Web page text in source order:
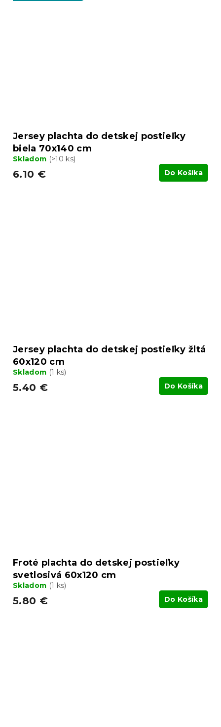
Jersey plachta do detskej postieľky
biela 70x140 cm
Skladom (>10 ks)
6.10 € Do Košíka
Jersey plachta do detskej postieľky žltá
60x120 cm
Skladom (1 ks)
5.40 € Do Košíka
Froté plachta do detskej postieľky
svetlosivá 60x120 cm
Skladom (1 ks)
5.80 € Do Košíka